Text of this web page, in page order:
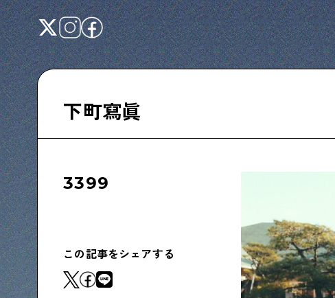
下町に暮らす人たちに日記を書いてもらいま
下町寫眞
3399
この記事をシェアする